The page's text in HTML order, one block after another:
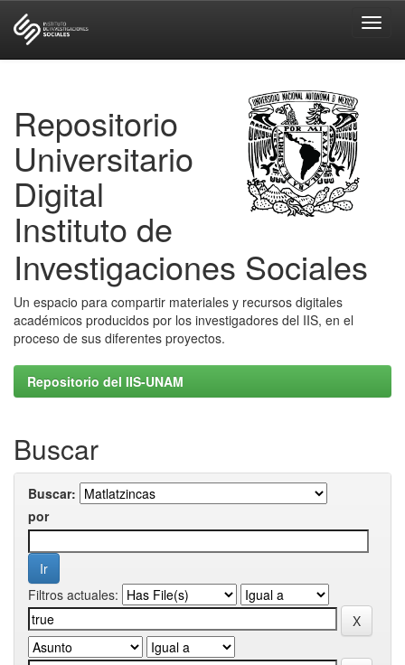
Repositorio
Universitario
Digital
Instituto de
Investigaciones Sociales
Un espacio para compartir materiales y recursos digitales
académicos producidos por los investigadores del IIS, en el
proceso de sus diferentes proyectos.
Repositorio del IIS-UNAM
Buscar
Buscar:
por
Filtros actuales: